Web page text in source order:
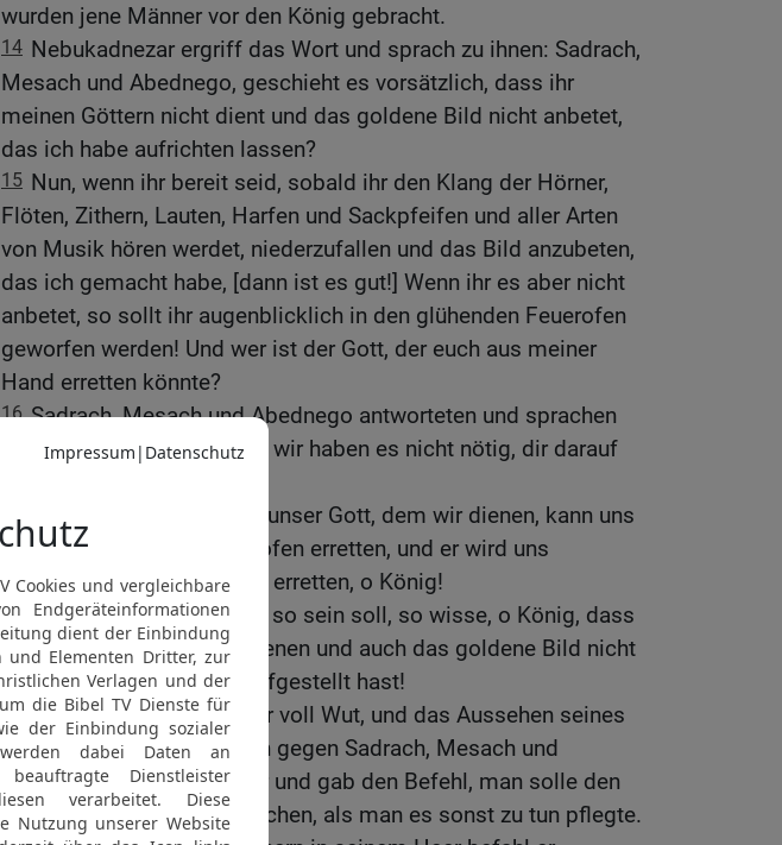
wurden jene Männer vor den König gebracht.
14 Nebukadnezar ergriff das Wort und sprach zu ihnen: Sadrach,
Mesach und Abednego, geschieht es vorsätzlich, dass ihr
meinen Göttern nicht dient und das goldene Bild nicht anbetet,
das ich habe aufrichten lassen?
15 Nun, wenn ihr bereit seid, sobald ihr den Klang der Hörner,
Flöten, Zithern, Lauten, Harfen und Sackpfeifen und aller Arten
von Musik hören werdet, niederzufallen und das Bild anzubeten,
das ich gemacht habe, [dann ist es gut!] Wenn ihr es aber nicht
anbetet, so sollt ihr augenblicklich in den glühenden Feuerofen
geworfen werden! Und wer ist der Gott, der euch aus meiner
Hand erretten könnte?
16 Sadrach, Mesach und Abednego antworteten und sprachen
zum König: Nebukadnezar, wir haben es nicht nötig, dir darauf
Wenn es so sein soll — unser Gott, dem wir dienen, kann uns
aus dem glühenden Feuerofen erretten, und er wird uns
bestimmt aus deiner Hand erretten, o König!
18
Und auch wenn es nicht so sein soll, so wisse, o König, dass
wir deinen Göttern nicht dienen und auch das goldene Bild nicht
anbeten werden, das du aufgestellt hast!
19 Da wurde Nebukadnezar voll Wut, und das Aussehen seines
Angesichts veränderte sich gegen Sadrach, Mesach und
Abednego; [dann] redete er und gab den Befehl, man solle den
Ofen siebenmal heißer machen, als man es sonst zu tun pflegte.